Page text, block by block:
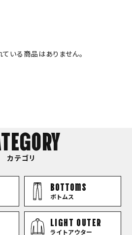
いる商品はありません。
カテゴリ
bottoms
ボトムス
LIGHT OUTER
ライトアウター